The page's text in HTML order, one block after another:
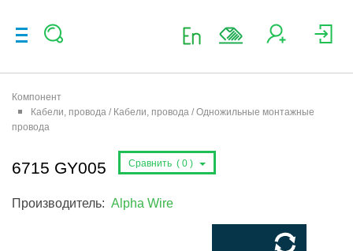
Компонент
Кабели, провода / Кабели, провода / Одножильные монтажные
провода
6715 GY005 Сравнить ( 0 )
Производитель: Alpha Wire